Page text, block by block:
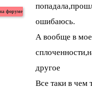
ошибаюсь.
А вообще в
другое
Все таки в чем